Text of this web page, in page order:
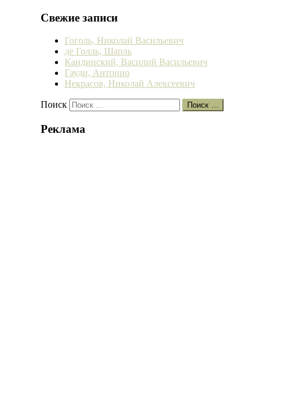
Свежие записи
Гоголь, Николай Васильевич
де Голль, Шарль
Кандинский, Василий Васильевич
Гауди, Антонио
Некрасов, Николай Алексеевич
Поиск Поиск …
Реклама